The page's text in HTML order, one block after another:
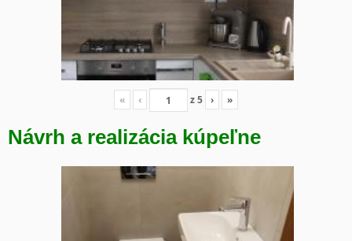
« ‹ z5 › »
Návrh a realizácia kúpeľne